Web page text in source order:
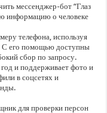
мессенджер-бот “Глаз
информацию о человеке
телефона, используя
С его помощью доступны
сбор по запросу.
и поддерживает фото и
в соцсетях и
для проверки персон